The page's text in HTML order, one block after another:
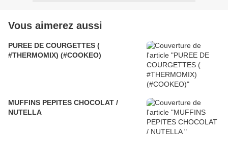
Vous aimerez aussi
PUREE DE COURGETTES (
#THERMOMIX) (#COOKEO)
MUFFINS PEPITES CHOCOLAT /
NUTELLA